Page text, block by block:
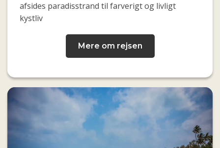
afsides paradisstrand til farverigt og livligt
kystliv
Mere om rejsen